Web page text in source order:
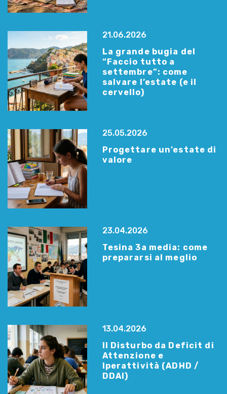
21.06.2026
La grande bugia del
“Faccio tutto a
settembre”: come
salvare l’estate (e il
cervello)
25.05.2026
Progettare un’estate di
valore
23.04.2026
Tesina 3a media: come
prepararsi al meglio
13.04.2026
Il Disturbo da Deficit di
Attenzione e
Iperattività (ADHD /
DDAI)